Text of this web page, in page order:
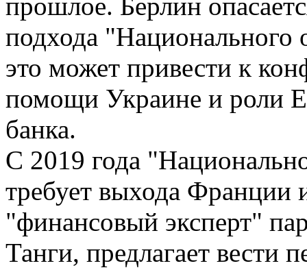
прошлое. Берлин
подхода "Национального
это может привести к
помощи Украине и роли
банка.
С 2019 года
требует выхода
"финансовый эксперт"
Танги, предлагает вести